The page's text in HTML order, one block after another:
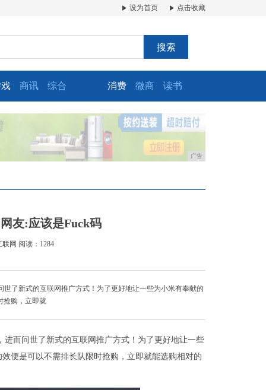
设为首页 点击收藏
搜索
商讯 综合 消费 微商 读书
广告
友:应该是Fuck码
联网 阅读：1284
了新式的互联网推广方式！为了更好地让一些为小米有奉献的
抢购，立即就
而问世了新式的互联网推广方式！为了更好地让一些
便是可以不需排长队限时抢购，立即就能选购相对的